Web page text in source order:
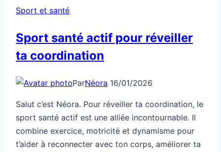
Sport et santé
Sport santé actif pour réveiller
ta coordination
ParNéora 16/01/2026
Salut c’est Néora. Pour réveiller ta coordination, le
sport santé actif est une alliée incontournable. Il
combine exercice, motricité et dynamisme pour
t’aider à reconnecter avec ton corps, améliorer ta